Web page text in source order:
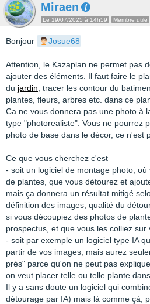
Miraen
Le 19/07/2025 à 14h59 Membre utile
Bonjour Josue68
Attention, le Kazaplan ne permet pas
ajouter des éléments. Il faut faire le
du jardin , tracer les contour du
plantes, fleurs, arbres etc. dans ce
Ca ne vous donnera pas une photo à
type "photorealiste". Vous ne pourrez
photo de base dans le décor, ce n'est
Ce que vous cherchez c'est
- soit un logiciel de montage photo,
de plantes, que vous détourez et
mais ça donnera un résultat mitigé
définition des images, qualité du
si vous découpiez des photos de
prospectus, et que vous les colliez sur
- soit par exemple un logiciel type IA
partir de vos images, mais aurez
près" parce qu'on ne peut pas
on veut placer telle ou telle plante
Il y a sans doute un logiciel qui
détourage par IA) mais là comme çà,